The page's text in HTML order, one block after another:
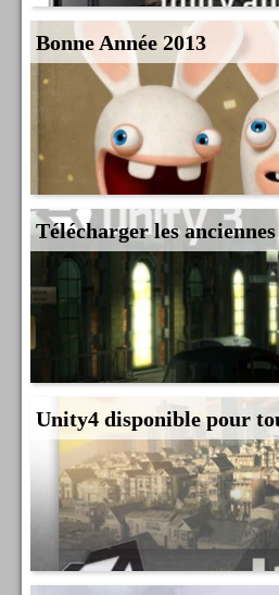
Bonne Année 2013
Télécharger les
Unity4 disponible pour